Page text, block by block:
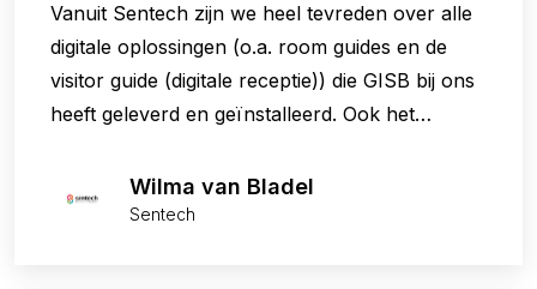
Vanuit Sentech zijn we heel tevreden over alle
digitale oplossingen (o.a. room guides en de
visitor guide (digitale receptie)) die GISB bij ons
heeft geleverd en geïnstalleerd. Ook het
waardoor het gebruik van alle digitale
oplossingen vlekkeloos verloopt. Hebben we
Wilma van Bladel
Sentech